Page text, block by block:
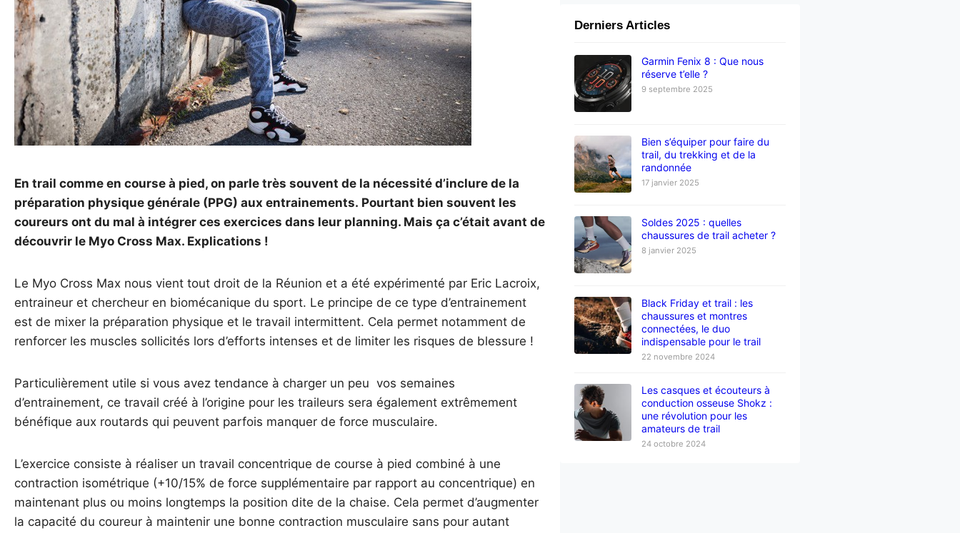
En trail comme en course à pied, on parle très souvent de la nécessité d’inclure de la
préparation physique générale (PPG) aux entrainements. Pourtant bien souvent les
coureurs ont du mal à intégrer ces exercices dans leur planning. Mais ça c’était avant de
découvrir le Myo Cross Max. Explications !
Le Myo Cross Max nous vient tout droit de la Réunion et a été expérimenté par Eric Lacroix,
entraineur et chercheur en biomécanique du sport. Le principe de ce type d’entrainement
est de mixer la préparation physique et le travail intermittent. Cela permet notamment de
renforcer les muscles sollicités lors d’efforts intenses et de limiter les risques de blessure !
Particulièrement utile si vous avez tendance à charger un peu vos semaines
d’entrainement, ce travail créé à l’origine pour les traileurs sera également extrêmement
bénéfique aux routards qui peuvent parfois manquer de force musculaire.
L’exercice consiste à réaliser un travail concentrique de course à pied combiné à une
contraction isométrique (+10/15% de force supplémentaire par rapport au concentrique) en
maintenant plus ou moins longtemps la position dite de la chaise. Cela permet d’augmenter
la capacité du coureur à maintenir une bonne contraction musculaire sans pour autant
Derniers Articles
Garmin Fenix 8 : Que nous
réserve t’elle ?
9 septembre 2025
Bien s’équiper pour faire du
trail, du trekking et de la
randonnée
17 janvier 2025
Soldes 2025 : quelles
chaussures de trail acheter ?
8 janvier 2025
Black Friday et trail : les
chaussures et montres
connectées, le duo
indispensable pour le trail
22 novembre 2024
Les casques et écouteurs à
conduction osseuse Shokz :
une révolution pour les
amateurs de trail
24 octobre 2024